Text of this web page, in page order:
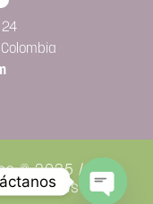
24
© 2025 / Vital